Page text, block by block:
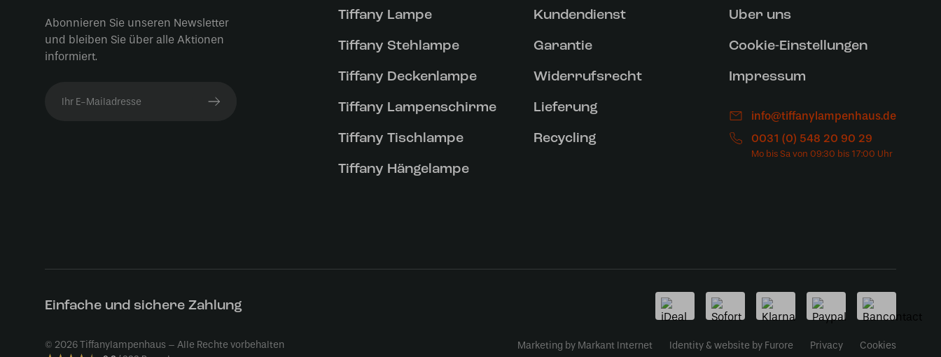
Abonnieren Sie unseren Newsletter
und bleiben Sie über alle Aktionen
informiert.
Tiffany Lampe
Tiffany Stehlampe
Tiffany Deckenlampe
Tiffany Lampenschirme
Tiffany Tischlampe
Tiffany Hängelampe
Kundendienst
Garantie
Widerrufsrecht
Lieferung
Recycling
Uber uns
Cookie-Einstellungen
Impressum
info@tiffanylampenhaus.de
0031 (0) 548 20 90 29
Einfache und sichere Zahlung
© 2026 Tiffanylampenhaus – Alle Rechte vorbehalten Marketing by Markant Internet Identity & website by Furore Privacy Cookies